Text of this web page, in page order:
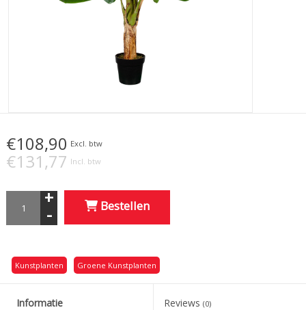
€108,90 Excl. btw
€131,77 Incl. btw
+
- Bestellen
Kunstplanten Groene Kunstplanten
Informatie Reviews (0)